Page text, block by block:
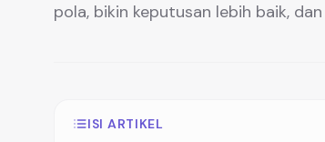
pola, bikin keputusan lebih baik,
ISI ARTIKEL